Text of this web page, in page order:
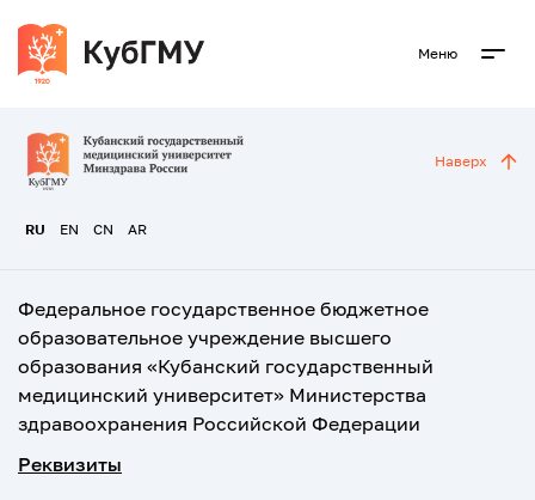
Меню
RU EN CN AR
Наверх
Федеральное государственное бюджетное
образовательное учреждение высшего
образования «Кубанский государственный
медицинский университет» Министерства
здравоохранения Российской Федерации
Реквизиты